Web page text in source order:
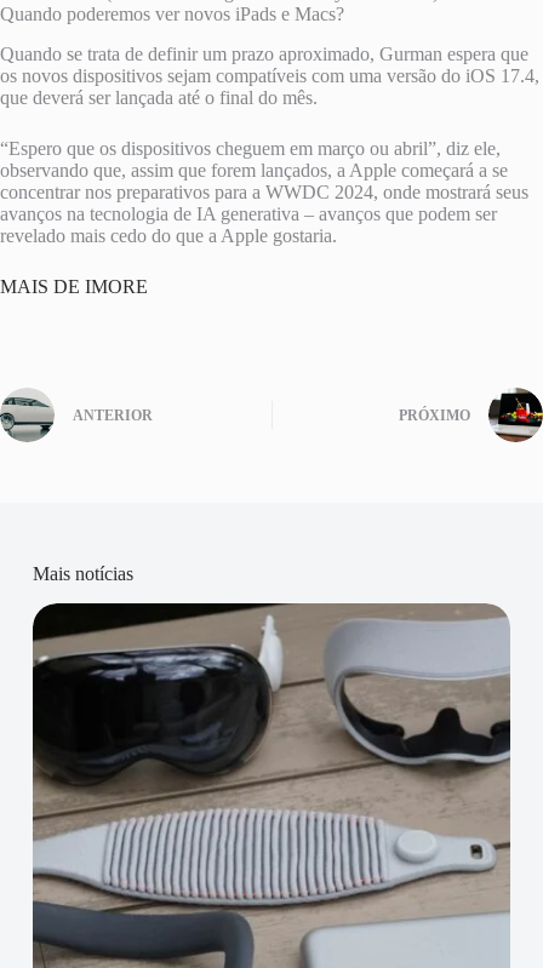
Quando poderemos ver novos iPads e Macs?
Quando se trata de definir um prazo aproximado, Gurman espera que
os novos dispositivos sejam compatíveis com uma versão do iOS 17.4,
que deverá ser lançada até o final do mês.
“Espero que os dispositivos cheguem em março ou abril”, diz ele,
observando que, assim que forem lançados, a Apple começará a se
concentrar nos preparativos para a WWDC 2024, onde mostrará seus
avanços na tecnologia de IA generativa – avanços que podem ser
revelado mais cedo do que a Apple gostaria.
MAIS DE IMORE
ANTERIOR PRÓXIMO
Mais notícias